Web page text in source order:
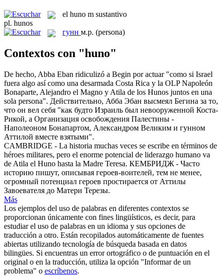
el huno m sustantivo
pl. hunos
гунн м.р. (persona)
Contextos con "huno"
De hecho, Abba Eban ridiculizó a Begin por actuar "como si Israel
fuera algo así como una desarmada Costa Rica y la OLP Napoleón
Bonaparte, Alejandro el Magno y Atila de los Hunos juntos en una
sola persona". Действительно, Абба Эбан высмеял Бегина за то,
что он вел себя "как будто Израиль был невооруженной Коста-
Рикой, а Организация освобождения Палестины -
Наполеоном Бонапартом, Александром Великим и гунном
Аттилой вместе взятыми".
CAMBRIDGE - La historia muchas veces se escribe en términos de
héroes militares, pero el enorme potencial de liderazgo humano va
de Atila el Huno hasta la Madre Teresa. КЕМБРИДЖ - Часто
историю пишут, описывая героев-воителей, тем не менее,
огромный потенциал героев простирается от Аттилы
Завоевателя до Матери Терезы.
Más
Los ejemplos del uso de palabras en diferentes contextos se
proporcionan únicamente con fines lingüísticos, es decir, para
estudiar el uso de palabras en un idioma y sus opciones de
traducción a otro. Están recopilados automáticamente de fuentes
abiertas utilizando tecnología de búsqueda basada en datos
bilingües. Si encuentras un error ortográfico o de puntuación en el
original o en la traducción, utiliza la opción "Informar de un
problema" o escríbenos.